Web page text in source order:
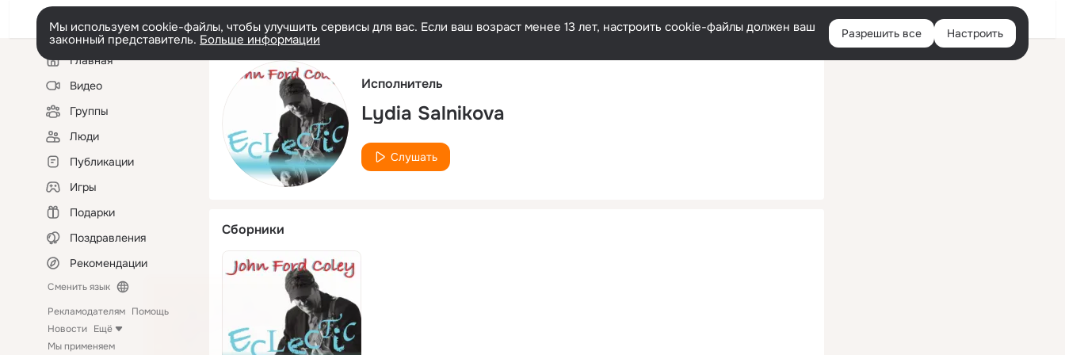
Русский Войти
Мы используем cookie-файлы, чтобы улучшить сервисы для вас. Если ваш возраст менее 13 лет, настроить cookie-файлы должен ваш
законный представитель. Больше информации Разрешить все Настроить
Левая
колонкаГлавная
Видео
Группы
Люди
Публикации
Игры
Подарки
Поздравления
Рекомендации
Сменить язык
Рекламодателям Помощь
Новости Ещё
Мы применяем
Исполнитель
Lydia Salnikova
Слушать
Сборники